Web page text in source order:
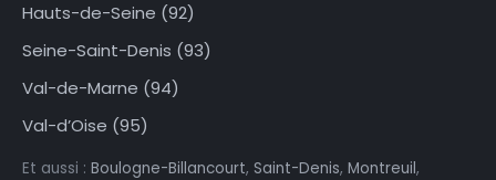
Hauts-de-Seine (92)
Seine-Saint-Denis (93)
Val-de-Marne (94)
Val-d’Oise (95)
Et aussi : Boulogne-Billancourt, Saint-Denis, Montreuil,